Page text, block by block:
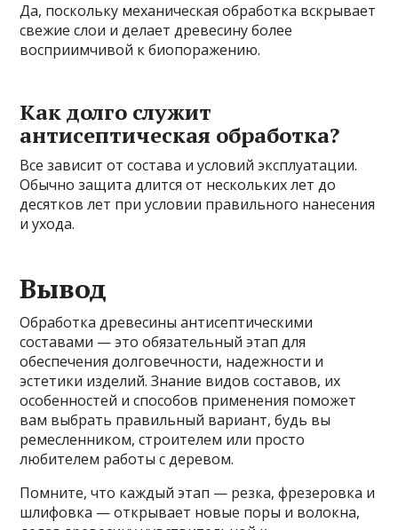
Да, поскольку механическая обработка вскрывает
свежие слои и делает древесину более
восприимчивой к биопоражению.
Как долго служит
антисептическая обработка?
Все зависит от состава и условий эксплуатации.
Обычно защита длится от нескольких лет до
десятков лет при условии правильного нанесения
и ухода.
Вывод
Обработка древесины антисептическими
составами — это обязательный этап для
обеспечения долговечности, надежности и
эстетики изделий. Знание видов составов, их
особенностей и способов применения поможет
вам выбрать правильный вариант, будь вы
ремесленником, строителем или просто
любителем работы с деревом.
Помните, что каждый этап — резка, фрезеровка и
шлифовка — открывает новые поры и волокна,